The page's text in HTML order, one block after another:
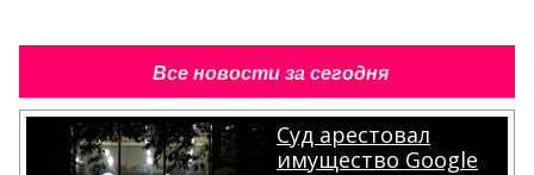
Все новости за сегодня
Суд арестовал
имущество Google